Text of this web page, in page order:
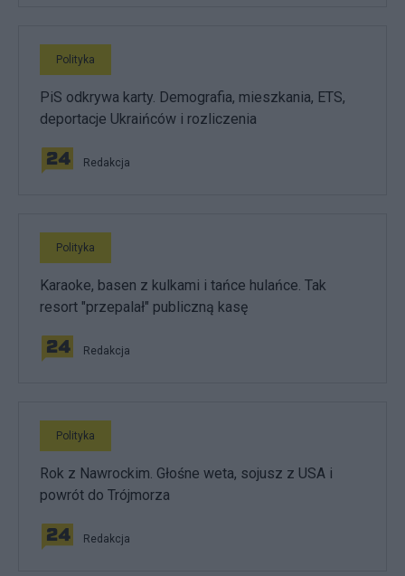
Polityka
PiS odkrywa karty. Demografia, mieszkania, ETS,
deportacje Ukraińców i rozliczenia
Redakcja
Polityka
Karaoke, basen z kulkami i tańce hulańce. Tak
resort "przepalał" publiczną kasę
Redakcja
Polityka
Rok z Nawrockim. Głośne weta, sojusz z USA i
powrót do Trójmorza
Redakcja